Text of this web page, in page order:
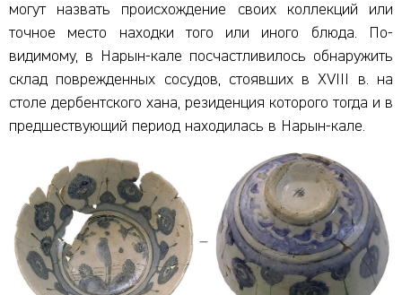
могут назвать происхождение своих коллекций или
точное место находки того или иного блюда. По-
видимому, в Нарын-кале посчастливилось обнаружить
склад поврежденных сосудов, стоявших в XVIII в. на
столе дербентского хана, резиденция которого тогда и в
предшествующий период находилась в Нарын-кале.